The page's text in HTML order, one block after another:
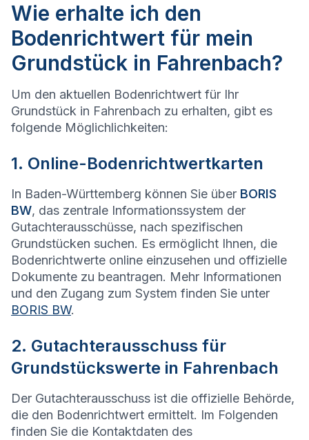
Wie erhalte ich den
Bodenrichtwert für mein
Grundstück in Fahrenbach?
Um den aktuellen Bodenrichtwert für Ihr
Grundstück in Fahrenbach zu erhalten, gibt es
folgende Möglichlichkeiten:
1. Online-Bodenrichtwertkarten
In Baden-Württemberg können Sie über BORIS
BW, das zentrale Informationssystem der
Gutachterausschüsse, nach spezifischen
Grundstücken suchen. Es ermöglicht Ihnen, die
Bodenrichtwerte online einzusehen und offizielle
Dokumente zu beantragen. Mehr Informationen
und den Zugang zum System finden Sie unter
BORIS BW.
2. Gutachterausschuss für
Grundstückswerte in Fahrenbach
Der Gutachterausschuss ist die offizielle Behörde,
die den Bodenrichtwert ermittelt. Im Folgenden
finden Sie die Kontaktdaten des